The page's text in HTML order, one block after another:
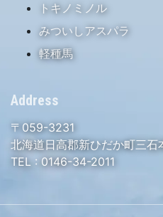
トキノミノル
みついしアスパラ
軽種馬
Address
〒059-3231
北海道日高郡新ひだか町三
TEL : 0146-34-2011